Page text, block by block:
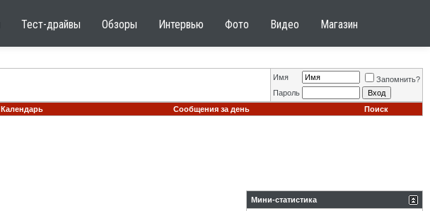
Тест-драйвы Обзоры Интервью Фото Видео Магазин
Имя
Запомнить?
Пароль
Календарь Сообщения за день Поиск
Мини-статистика